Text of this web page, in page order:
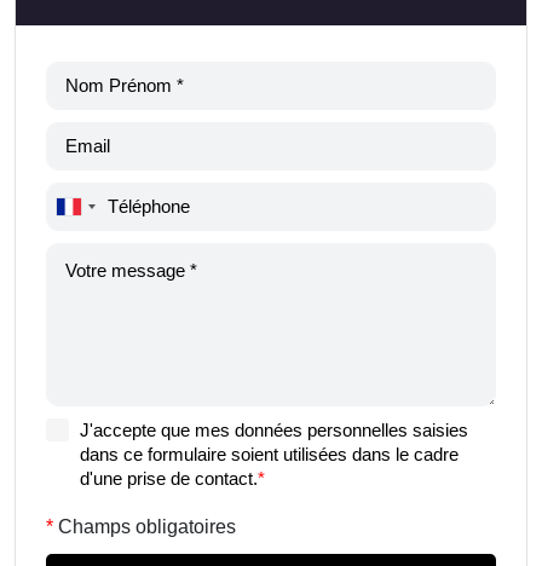
J'accepte que mes données personnelles saisies
dans ce formulaire soient utilisées dans le cadre
d'une prise de contact.*
Champs obligatoires